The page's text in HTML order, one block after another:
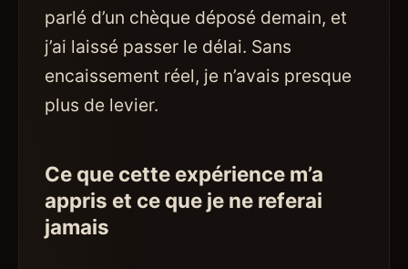
parlé d’un chèque déposé demain, et
j’ai laissé passer le délai. Sans
encaissement réel, je n’avais presque
plus de levier.
Ce que cette expérience m’a
appris et ce que je ne referai
jamais